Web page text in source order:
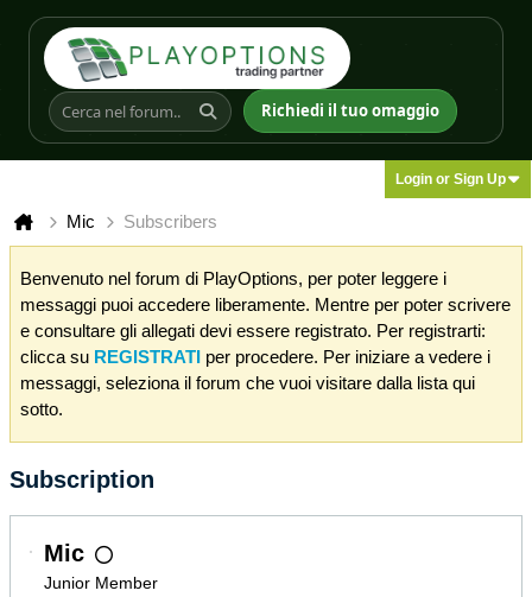
Richiedi il tuo omaggio
Login or Sign Up
Mic Subscribers
Benvenuto nel forum di PlayOptions, per poter leggere i
messaggi puoi accedere liberamente. Mentre per poter scrivere
e consultare gli allegati devi essere registrato. Per registrarti:
clicca su REGISTRATI per procedere. Per iniziare a vedere i
messaggi, seleziona il forum che vuoi visitare dalla lista qui
sotto.
Subscription
Mic
Junior Member